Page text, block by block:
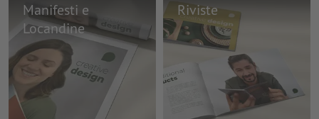
Manifesti e
Locandine
Riviste